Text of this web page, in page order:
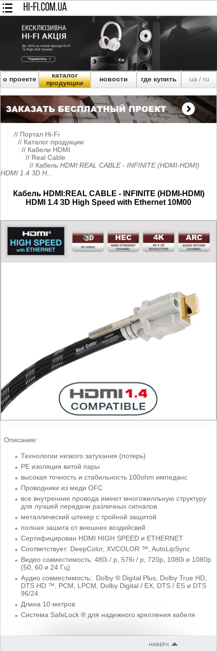
HI-FI.COM.UA
о проекте
каталог
продукции
новости где купить ua/ ru
// Портал Hi-Fi
// Каталог продукции
// Кабели HDMI
// Real Cable
// Кабель HDMI:REAL CABLE - INFINITE (HDMI-HDMI)
HDMI 1.4 3D H...
Кабель HDMI:REAL CABLE - INFINITE (HDMI-HDMI)
HDMI 1.4 3D High Speed with Ethernet 10M00
Описание:
Технологии низкого затухания (потерь)
PE изоляция витой пары
высокая точность и стабильность 100ohm импеданс
Проводники из меди OFC
все внутренние провода имеют многожилльную структуру
для лучшей передачи различных сигналов
металлический штекер с тройной защитой
полная зашита от внешних воздейсвий
Сертифицирован HDMI HIGH SPEED и ETHERNET
Соответствует: DeepColor, XVCOLOR ™, AutoLipSync
Видео совместимость: 480i / р, 576i / p, 720p, 1080i и 1080p
(50, 60 и 24 Гц)
Аудио совместимость:. Dolby ® Digital Plus, Dolby True HD,
DTS HD ™, PCM, LPCM, Dolby Digital / EX, DTS / ES и DTS
96/24
Длина 10 метров
Система SafeLock ® для надежного крепления кабеля